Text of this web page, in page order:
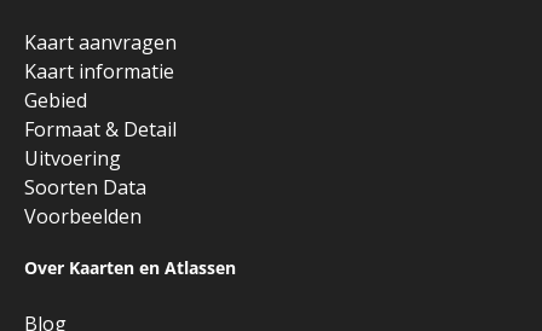
Kaart aanvragen
Kaart informatie
Gebied
Formaat & Detail
Uitvoering
Soorten Data
Voorbeelden
Over Kaarten en Atlassen
Blog